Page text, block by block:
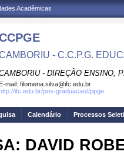
Acadêmicas
- C.C.P.G.
- DIREÇÃO ENSINO,
E-mail: filomena.silva@ifc.edu.br
ifc.edu.br/pos-graduacao//ppge
Calendário Processos
DAVID